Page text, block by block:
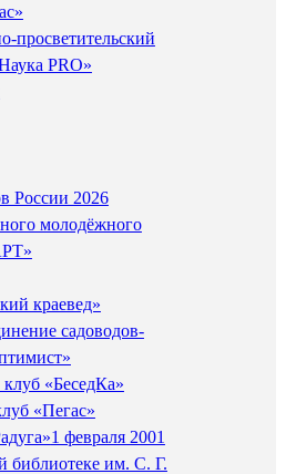
просветительский
PRO»
России 2026
молодёжного
краевед»
садоводов-
«БеседКа»
«Пегас»
1 февраля 2001
библиотеке им. С. Г.